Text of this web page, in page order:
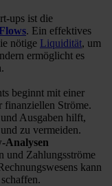
ups ist die
. Ein effektives
nötige Liquidität, um
ermöglicht es
beginnt mit einer
finanziellen Ströme.
Ausgaben hilft,
zu vermeiden.
Analysen
und Zahlungsströme
kann